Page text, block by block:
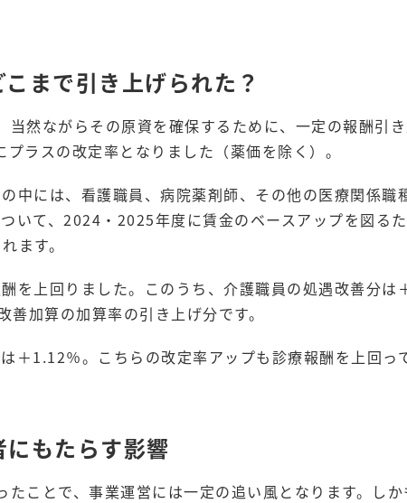
まで引き上げられた？
然ながらその原資を確保するために、一定の報酬引き
ラスの改定率となりました（薬価を除く）。
中には、看護職員、病院薬剤師、その他の医療関係職
いて、2024・2025年度に賃金のベースアップを図る
ます。
を上回りました。このうち、介護職員の処遇改善分は
加算の加算率の引き上げ分です。
＋1.12％。こちらの改定率アップも診療報酬を上回っ
もたらす影響
ことで、事業運営には一定の追い風となります。しか